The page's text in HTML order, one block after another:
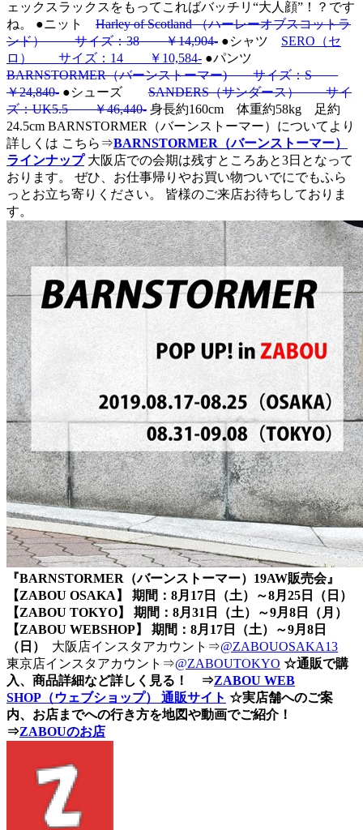
ェックスラックスをもってこればバッチリ“大人顔”！？です
ね。 ●ニット Harley of Scotland （ハーレーオブスコットラ
ンド） サイズ：38 ￥14,904- ●シャツ SERO（セ
ロ） サイズ：14 ￥10,584‐ ●パンツ
BARNSTORMER（バーンストーマー) サイズ：S
￥24,840‐ ●シューズ SANDERS（サンダース） サイ
ズ：UK5.5 ￥46,440‐ 身長約160cm 体重約58kg 足約
24.5cm BARNSTORMER（バーンストーマー）についてより
詳しくは こちら⇒BARNSTORMER（バーンストーマー）
ラインナップ大阪店での会期は残すところあと3日となって
おります。 ぜひ、お仕事帰りやお買い物ついでにでもふら
っとお立ち寄りください。 皆様のご来店お待ちしておりま
す。
『BARNSTORMER（バーンストーマー）19AW販売会』
【ZABOU OSAKA】 期間：8月17日（土）～8月25日（日）
【ZABOU TOKYO】 期間：8月31日（土）～9月8日（月）
【ZABOU WEBSHOP】 期間：8月17日（土）～9月8日
（日）
大阪店インスタアカウント⇒@ZABOUOSAKA13
東京店インスタアカウント⇒@ZABOUTOKYO ☆通販で購
入、商品詳細など詳しく見る！ ⇒ZABOU WEB
SHOP（ウェブショップ） 通販サイト ☆実店舗へのご案
内、お店までへの行き方を地図や動画でご紹介！
⇒ZABOUのお店